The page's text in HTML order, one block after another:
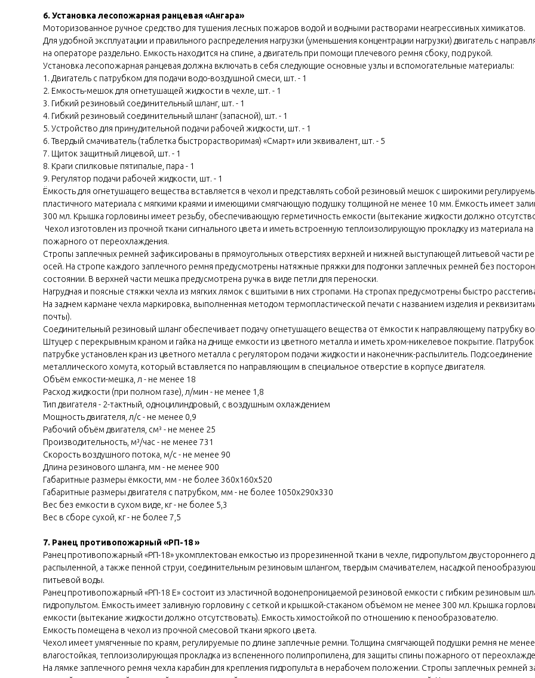
6. Установка лесопожарная ранцевая «Ангара»
Моторизованное ручное средство для тушения лесных пожаров водой и водными растворами неагрессивных химикатов.
Для удобной эксплуатации и правильного распределения нагрузки (уменьшения концентрации нагрузки) двигатель с
на операторе раздельно. Емкость находится на спине, а двигатель при помощи плечевого ремня сбоку, под рукой.
Установка лесопожарная ранцевая должна включать в себя следующие основные узлы и вспомогательные материалы:
1. Двигатель с патрубком для подачи водо-воздушной смеси, шт. - 1
2. Емкость-мешок для огнетушащей жидкости в чехле, шт. - 1
3. Гибкий резиновый соединительный шланг, шт. - 1
4. Гибкий резиновый соединительный шланг (запасной), шт. - 1
5. Устройство для принудительной подачи рабочей жидкости, шт. - 1
6. Твердый смачиватель (таблетка быстрорастворимая) «Смарт» или эквивалент, шт. - 5
7. Щиток защитный лицевой, шт. - 1
8. Краги спилковые пятипалые, пара - 1
9. Регулятор подачи рабочей жидкости, шт. - 1
Ёмкость для огнетушащего вещества вставляется в чехол и представлять собой резиновый мешок с широкими
пластичного материала с мягкими краями и имеющими смягчающую подушку толщиной не менее 10 мм. Ёмкость имеет
300 мл. Крышка горловины имеет резьбу, обеспечивающую герметичность емкости (вытекание жидкости должно
Чехол изготовлен из прочной ткани сигнального цвета и иметь встроенную теплоизолирующую прокладку из материала
пожарного от переохлаждения.
Стропы заплечных ремней зафиксированы в прямоугольных отверстиях верхней и нижней выступающей литьевой части
осей. На стропе каждого заплечного ремня предусмотрены натяжные пряжки для подгонки заплечных ремней без
состоянии. В верхней части мешка предусмотрена ручка в виде петли для переноски.
Нагрудная и поясные стяжки чехла из мягких лямок с вшитыми в них стропами. На стропах предусмотрены быстро
На заднем кармане чехла маркировка, выполненная методом термопластической печати с названием изделия и
почты).
Соединительный резиновый шланг обеспечивает подачу огнетушащего вещества от ёмкости к направляющему патрубку
Штуцер с перекрывным краном и гайка на днище емкости из цветного металла и иметь хром-никелевое покрытие.
патрубке установлен кран из цветного металла с регулятором подачи жидкости и наконечник-распылитель.
металлического хомута, который вставляется по направляющим в специальное отверстие в корпусе двигателя.
Объём емкости-мешка, л - не менее 18
Расход жидкости (при полном газе), л/мин - не менее 1,8
Тип двигателя - 2-тактный, одноцилиндровый, с воздушным охлаждением
Мощность двигателя, л/с - не менее 0,9
Рабочий объём двигателя, см³ - не менее 25
Производительность, м³/час - не менее 731
Скорость воздушного потока, м/с - не менее 90
Длина резинового шланга, мм - не менее 900
Габаритные размеры ёмкости, мм - не более 360х160х520
Габаритные размеры двигателя с патрубком, мм - не более 1050х290х330
Вес без емкости в сухом виде, кг - не более 5,3
Вес в сборе сухой, кг - не более 7,5
7. Ранец противопожарный «РП-18 »
Ранец противопожарный «РП-18» укомплектован емкостью из прорезиненной ткани в чехле, гидропультом
распыленной, а также пенной струи, соединительным резиновым шлангом, твердым смачивателем, насадкой
питьевой воды.
Ранец противопожарный «РП-18 Е» состоит из эластичной водонепроницаемой резиновой емкости с гибким резиновым
гидропультом. Ёмкость имеет заливную горловину с сеткой и крышкой-стаканом объёмом не менее 300 мл. Крышка
емкости (вытекание жидкости должно отсутствовать). Емкость химостойкой по отношению к пенообразователю.
Емкость помещена в чехол из прочной смесовой ткани яркого цвета.
Чехол имеет умягченные по краям, регулируемые по длине заплечные ремни. Толщина смягчающей подушки ремня не
влагостойкая, теплоизолирующая прокладка из вспененного полипропилена, для защиты спины пожарного от
На лямке заплечного ремня чехла карабин для крепления гидропульта в нерабочем положении. Стропы заплечных ремней